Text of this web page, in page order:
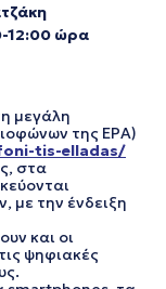
12:00 ώρα
μεγάλη
της ΕΡΑ)
tis-elladas/
στα
με την ένδειξη
και οι
ψηφιακές